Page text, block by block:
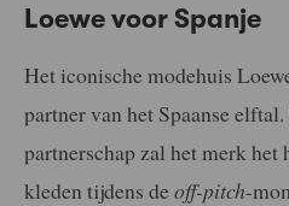
Loewe voor Spanje
Het iconische modehuis
partner van het Spaanse
partnerschap zal het merk het
kleden tijdens de off-pitch-